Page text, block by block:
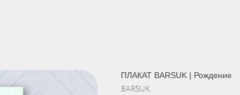
ПЛАКАТ BARSUK | Рождение
BARSUK